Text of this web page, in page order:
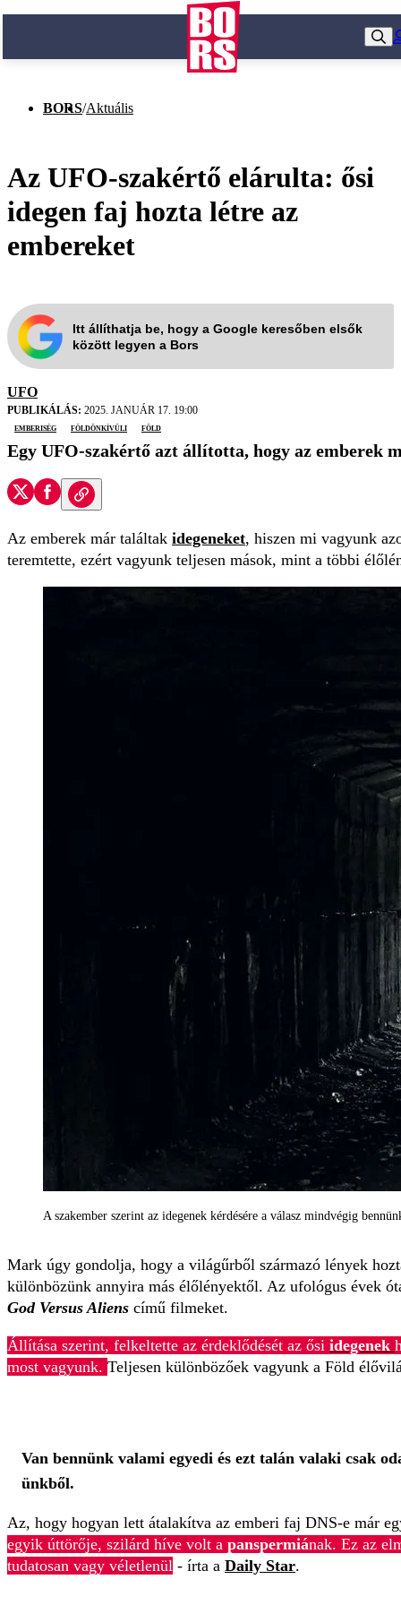
BORS/Aktuális
Az UFO-szakértő elárulta: ősi
idegen faj hozta létre az
embereket
Itt állíthatja be, hogy a Google keresőben elsők
között legyen a Bors
UFO
PUBLIKÁLÁS: 2025. JANUÁR 17. 19:00
emberiség
földönkívüli Föld
Egy UFO-szakértő azt állította, hogy az emberek
Az emberek már találtak idegeneket, hiszen mi vagyunk
teremtette, ezért vagyunk teljesen mások, mint a többi
A szakember szerint az idegenek kérdésére a válasz mindvégig
Mark úgy gondolja, hogy a világűrből származó lények
különbözünk annyira más élőlényektől. Az ufológus évek
God Versus Aliens című filmeket.
Állítása szerint, felkeltette az érdeklődését az ősi idegenek
most vagyunk. Teljesen különbözőek vagyunk a Föld
Van bennünk valami egyedi és ezt talán valaki csak
ünkből.
Az, hogy hogyan lett átalakítva az emberi faj DNS-e már
egyik úttörője, szilárd híve volt a panspermiának. Ez az
tudatosan vagy véletlenül - írta a Daily Star.